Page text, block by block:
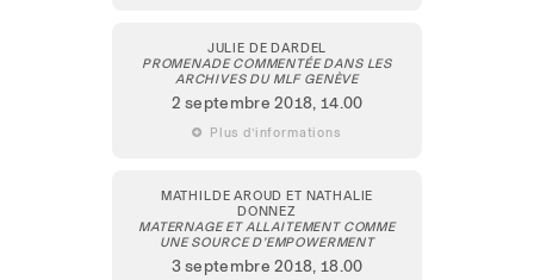
JULIE DE DARDEL
PROMENADE COMMENTÉE DANS LES
ARCHIVES DU MLF GENÈVE
2 septembre 2018, 14.00
 Plus d’informations
MATHILDE AROUD ET NATHALIE
DONNEZ
MATERNAGE ET ALLAITEMENT COMME
UNE SOURCE D’EMPOWERMENT
3 septembre 2018, 18.00